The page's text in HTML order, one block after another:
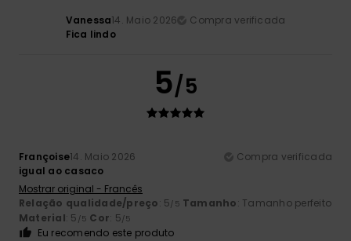
Vanessa14. Maio 2026
Compra verificada
Fica lindo
5/5
Françoise14. Maio 2026
Compra verificada
igual ao casaco
Mostrar original - Francês
Relação qualidade/preço: 5/5 Tamanho: Tamanho perfeito
Material: 5 /5 Cor: 5/5
Eu recomendo este produto